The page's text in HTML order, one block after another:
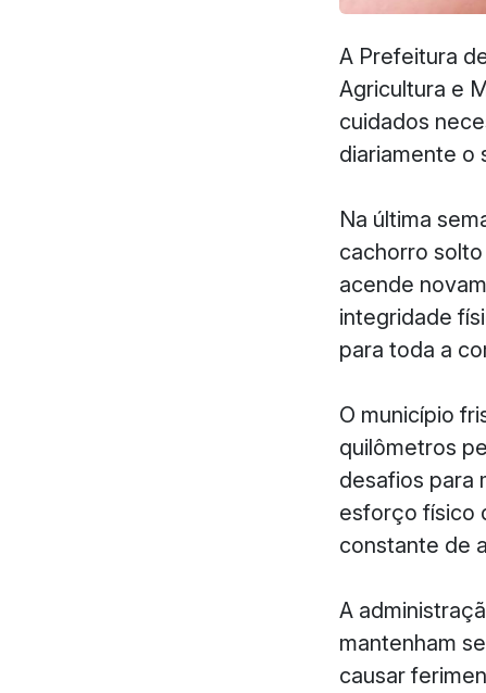
A Prefeitura
Agricultura e
cuidados
diariamente o
Na última
cachorro
acende
integridade
para toda a
O município
quilômetros
desafios para
esforço físico
constante de
A
mantenham
causar